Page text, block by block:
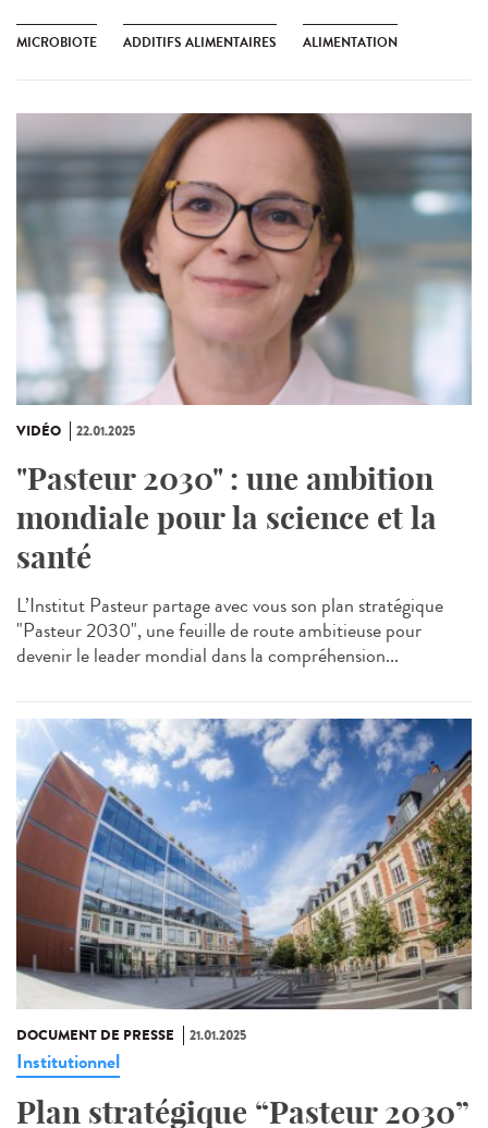
MICROBIOTE ADDITIFS ALIMENTAIRES ALIMENTATION
VIDÉO 22.01.2025
"Pasteur 2030" : une ambition
mondiale pour la science et la
santé
L’Institut Pasteur partage avec vous son plan stratégique
"Pasteur 2030", une feuille de route ambitieuse pour
devenir le leader mondial dans la compréhension...
DOCUMENT DE PRESSE 21.01.2025
Institutionnel
Plan stratégique “Pasteur 2030”